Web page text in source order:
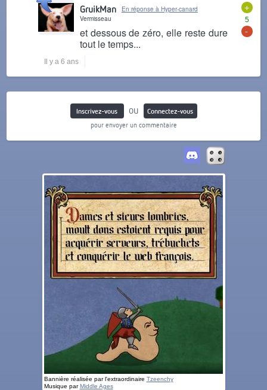
+
5
-
GruikMan
En réponse à Hyper-canard
Vermisseau
et dessous de zéro, elle reste dure
tout le temps...
Il y a 6 ans
Inscrivez-vous ou
Connectez-vous
pour envoyer un commentaire
Bannière réalisée par l'extraordinaire Tzeenchy
Musique parMiddle Ages